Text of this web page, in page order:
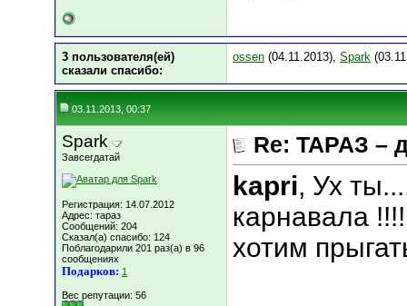
3 пользователя(ей)
сказали cпасибо:
ossen (04.11.2013), Spark
03.11.2013, 00:37
Spark
Завсегдатай
Регистрация: 14.07.2012
Адрес: тараз
Сообщений: 204
Сказал(а) спасибо: 124
Поблагодарили 201 раз(а) в 96
сообщениях
Подарков: 1
Вес репутации: 56
Re: ТАРАЗ –
kapri, Ух
карнавала
хотим